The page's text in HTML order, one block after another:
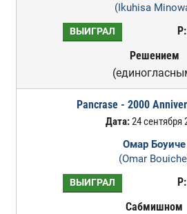
(Ikuhisa
ВЫИГРАЛ Р:
Решением
Pancrase - 2000
Дата:24 сентября
Омар Боуиче
(Omar
ВЫИГРАЛ Р:
Сабмишном